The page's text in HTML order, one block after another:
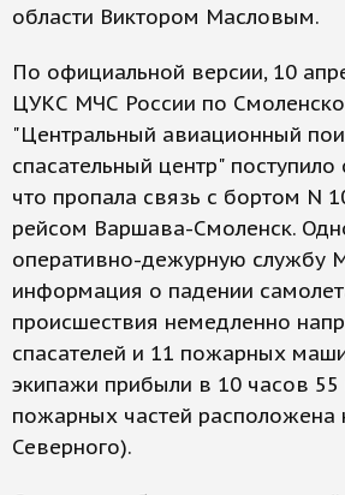
области Виктором Масловым.
По официальной версии, 10
ЦУКС МЧС России по
"Центральный авиационный
спасательный центр"
что пропала связь с бортом N
рейсом Варшава-Смоленск.
оперативно-дежурную службу
информация о падении
происшествия немедленно
спасателей и 11 пожарных
экипажи прибыли в 10 часов 55
пожарных частей расположена
Северного).